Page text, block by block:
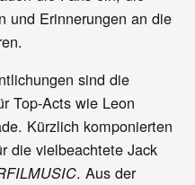
und Erinnerungen an die
sind die
Top-Acts wie Leon
Kürzlich komponierten
die vielbeachtete Jack
. Aus der